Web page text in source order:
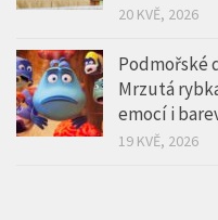
20 KVĚ, 2026
Podmořské
Mrzutá
emocí i
19 KVĚ, 2026